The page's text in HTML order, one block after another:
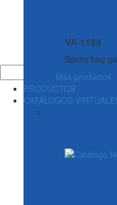
VA-1189
Sporty bag
Más productos
PRODUCTOS
CATÁLOGOS